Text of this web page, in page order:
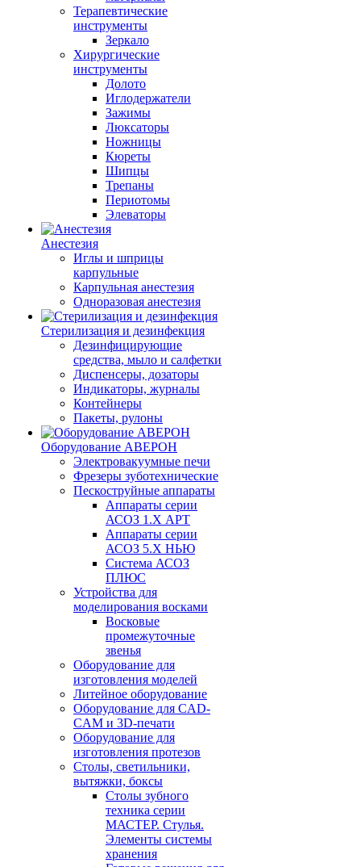
Терапевтические
инструменты
Зеркало
Хирургические
инструменты
Долото
Иглодержатели
Зажимы
Люксаторы
Ножницы
Кюреты
Шипцы
Трепаны
Периотомы
Элеваторы
Анестезия
Иглы и шприцы
карпульные
Карпульная анестезия
Одноразовая анестезия
Стерилизация и дезинфекция
Дезинфицирующие
средства, мыло и салфетки
Диспенсеры, дозаторы
Индикаторы, журналы
Контейнеры
Пакеты, рулоны
Оборудование АВЕРОН
Электровакуумные печи
Фрезеры зуботехнические
Пескоструйные аппараты
Аппараты серии
АСОЗ 1.Х АРТ
Аппараты серии
АСОЗ 5.Х НЬЮ
Система АСОЗ
ПЛЮС
Устройства для
моделирования восками
Восковые
промежуточные
звенья
Оборудование для
изготовления моделей
Литейное оборудование
Оборудование для CAD-
CAM и 3D-печати
Оборудование для
изготовления протезов
Cтолы, светильники,
вытяжки, боксы
Столы зубного
техника серии
МАСТЕР. Стулья.
Элементы системы
хранения